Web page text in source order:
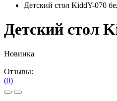
Детский стол KiddY-070
Детский стол
Новинка
Отзывы:
(0)